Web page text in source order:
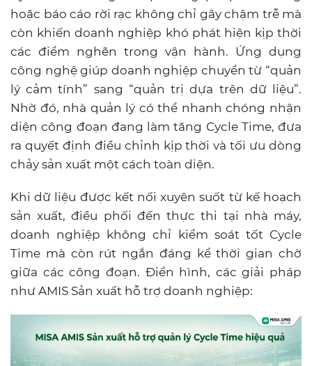
hoặc báo cáo rời rạc không chỉ gây chậm trễ mà
còn khiến doanh nghiệp khó phát hiện kịp thời
các điểm nghẽn trong vận hành. Ứng dụng
công nghệ giúp doanh nghiệp chuyển từ “quản
lý cảm tính” sang “quản trị dựa trên dữ liệu”.
Nhờ đó, nhà quản lý có thể nhanh chóng nhận
diện công đoạn đang làm tăng Cycle Time, đưa
ra quyết định điều chỉnh kịp thời và tối ưu dòng
chảy sản xuất một cách toàn diện.
Khi dữ liệu được kết nối xuyên suốt từ kế hoạch
sản xuất, điều phối đến thực thi tại nhà máy,
doanh nghiệp không chỉ kiểm soát tốt Cycle
Time mà còn rút ngắn đáng kể thời gian chờ
giữa các công đoạn. Điển hình, các giải pháp
như AMIS Sản xuất hỗ trợ doanh nghiệp: